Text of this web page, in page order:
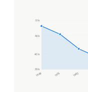
35 k
40 k
46 k
51 k
1968 1975 1982